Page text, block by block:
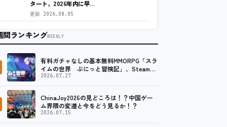
タート。2026年内に早…
更新 2026.08.05
間ランキングWEEKLY
有料ガチャなしの基本無料MMORPG「スラ
イムの世界 ぷにっと冒険記」、Steam向
けの無料体験版が8月末に配信決定
2026.07.27
ChinaJoy2026の見どころは！？中国ゲー
ム界隈の変遷と今をどう見るか！？
2026.07.15